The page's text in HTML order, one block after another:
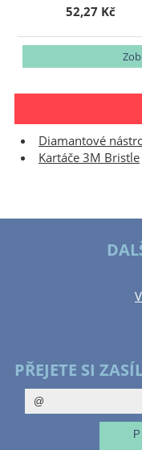
52,27 Kč
Diamantové
Kartáče 3M Bristle
PŘEJETE SI